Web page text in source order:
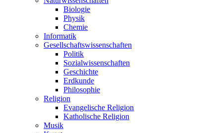
Biologie
Physik
Chemie
Informatik
Gesellschaftswissenschaften
Politik
Sozialwissenschaften
Geschichte
Erdkunde
Philosophie
Religion
Evangelische Religion
Katholische Religion
Musik